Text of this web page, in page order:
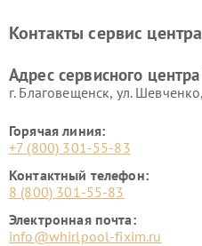
Контакты сервис центра
Адрес сервисного
г. Благовещенск, ул.
Горячая линия:
+7 (800) 301-55-83
Контактный телефон:
8 (800) 301-55-83
Электронная почта:
info@whirlpool-fixim.ru